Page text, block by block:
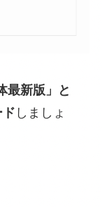
最新版」と
ド しましょ